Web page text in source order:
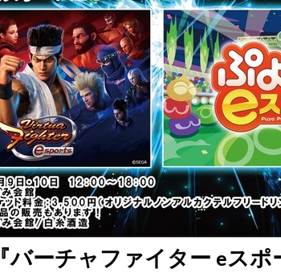
『バーチャファイター eスポ